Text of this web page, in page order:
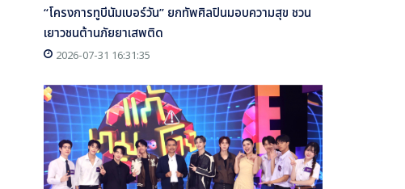
“โครงการทูบีนัมเบอร์วัน” ยกทัพศิลปินมอบความสุข ชวน
เยาวชนต้านภัยยาเสพติด
2026-07-31 16:31:35